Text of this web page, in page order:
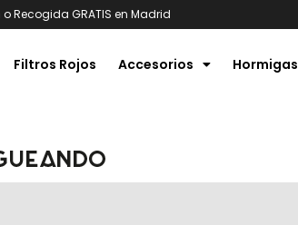
Recogida GRATIS en Madrid
Filtros Rojos Accesorios Hormigas